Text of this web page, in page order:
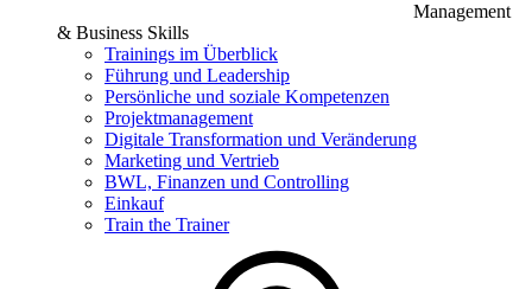
Management
& Business Skills
Trainings im Überblick
Führung und Leadership
Persönliche und soziale Kompetenzen
Projektmanagement
Digitale Transformation und Veränderung
Marketing und Vertrieb
BWL, Finanzen und Controlling
Einkauf
Train the Trainer